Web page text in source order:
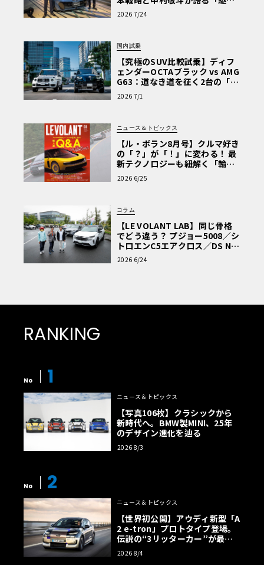
ぬける歓び」
2026 7/24
国内試乗
【究極のSUV比較試乗】ディフ
ェンダーOCTAブラック vs AMG
G63：道なき道を征く2台の「対
極的アプローチ」
2026 7/1
ニュース＆トピックス
【ル・ボラン8月号】クルマ好き
の「？」が「！」に変わる！ 最
新テクノロジーも紐解く「輸入
車Q&A」
2026 6/25
コラム
【LE VOLANT LAB】同じ骨格
でどう違う？ プジョー5008／シ
トロエンC5エアクロス／DS Nº4
読者一気乗りレポート
2026 6/24
RANKING
No 1
ニュース＆トピックス
【写真106枚】クラシックから
新時代へ。BMW製MINI、25年
のデザイン進化を辿る
2026 8/3
No 2
ニュース＆トピックス
【世界初公開】アウディ新型「A
2 e-tron」プロトタイプ登場。
伝説の“3リッターカー”が最高
効率エントリーBEVとして復活
【画像38枚】
2026 8/4